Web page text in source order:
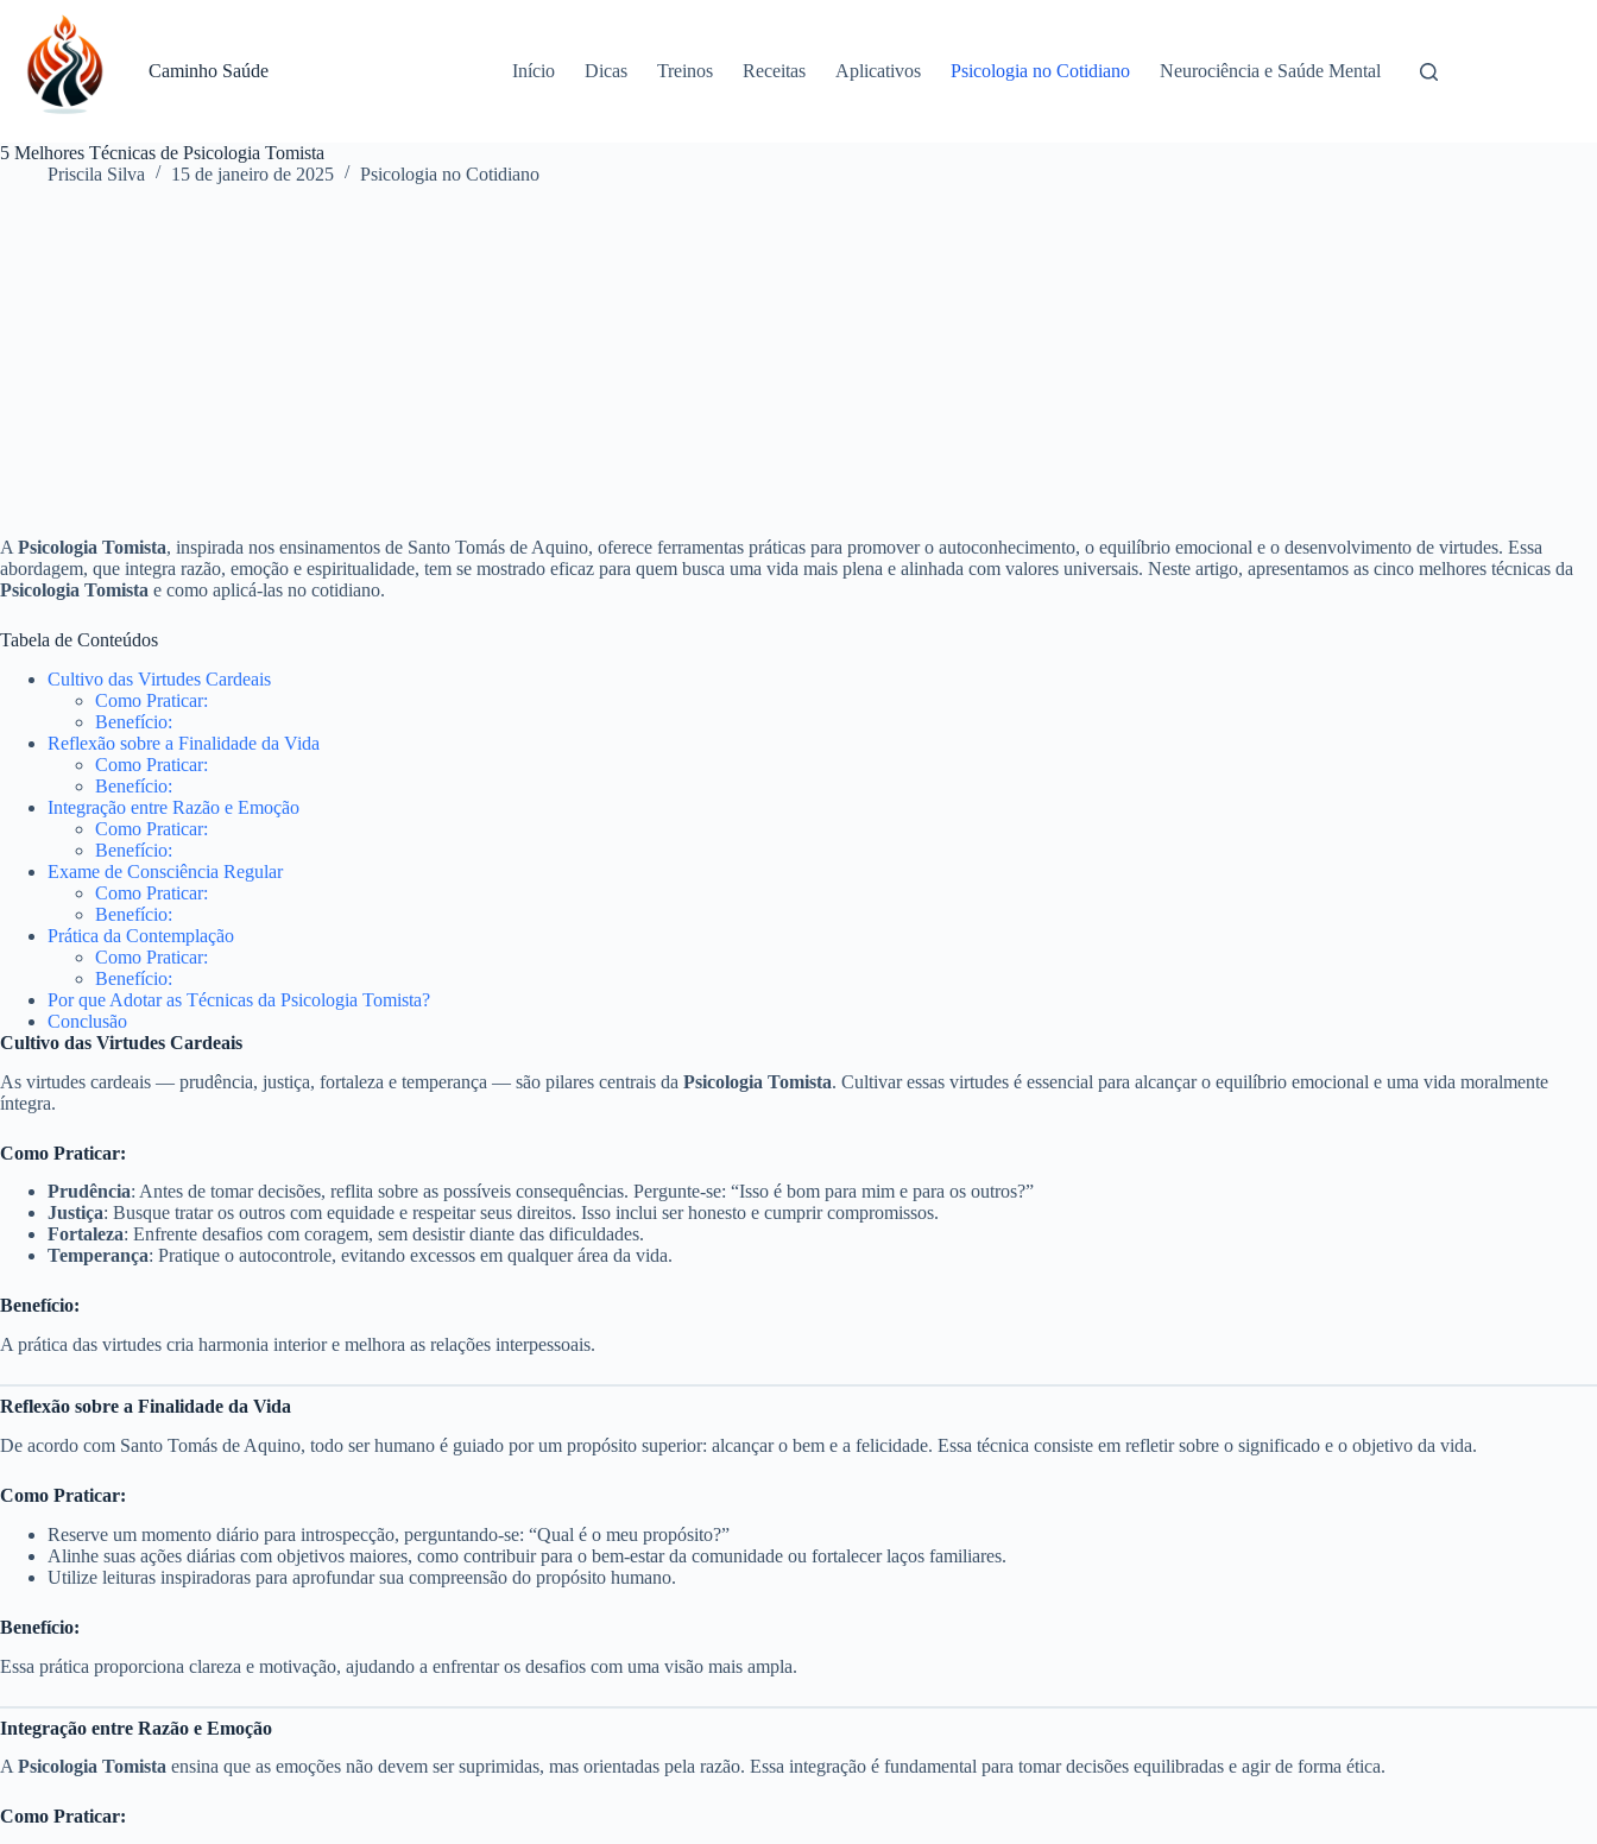
conteúdo
Caminho Saúde Início Dicas Treinos Receitas Aplicativos Psicologia no Cotidiano Neurociência e Saúde Mental
5 Melhores Técnicas de Psicologia Tomista
Priscila Silva
15 de janeiro de 2025 Psicologia no Cotidiano
A Psicologia Tomista, inspirada nos ensinamentos de Santo Tomás de Aquino, oferece ferramentas práticas para promover o autoconhecimento, o equilíbrio emocional e o desenvolvimento de virtudes. Essa
abordagem, que integra razão, emoção e espiritualidade, tem se mostrado eficaz para quem busca uma vida mais plena e alinhada com valores universais. Neste artigo, apresentamos as cinco melhores técnicas da
Psicologia Tomista e como aplicá-las no cotidiano.
Tabela de Conteúdos
Cultivo das Virtudes Cardeais
Como Praticar:
Benefício:
Reflexão sobre a Finalidade da Vida
Como Praticar:
Benefício:
Integração entre Razão e Emoção
Como Praticar:
Benefício:
Exame de Consciência Regular
Como Praticar:
Benefício:
Prática da Contemplação
Como Praticar:
Benefício:
Por que Adotar as Técnicas da Psicologia Tomista?
Conclusão
Cultivo das Virtudes Cardeais
As virtudes cardeais — prudência, justiça, fortaleza e temperança — são pilares centrais da Psicologia Tomista. Cultivar essas virtudes é essencial para alcançar o equilíbrio emocional e uma vida moralmente
íntegra.
Como Praticar:
Prudência: Antes de tomar decisões, reflita sobre as possíveis consequências. Pergunte-se: “Isso é bom para mim e para os outros?”
Justiça: Busque tratar os outros com equidade e respeitar seus direitos. Isso inclui ser honesto e cumprir compromissos.
Fortaleza: Enfrente desafios com coragem, sem desistir diante das dificuldades.
Temperança: Pratique o autocontrole, evitando excessos em qualquer área da vida.
Benefício:
A prática das virtudes cria harmonia interior e melhora as relações interpessoais.
Reflexão sobre a Finalidade da Vida
De acordo com Santo Tomás de Aquino, todo ser humano é guiado por um propósito superior: alcançar o bem e a felicidade. Essa técnica consiste em refletir sobre o significado e o objetivo da vida.
Como Praticar:
Reserve um momento diário para introspecção, perguntando-se: “Qual é o meu propósito?”
Alinhe suas ações diárias com objetivos maiores, como contribuir para o bem-estar da comunidade ou fortalecer laços familiares.
Utilize leituras inspiradoras para aprofundar sua compreensão do propósito humano.
Benefício:
Essa prática proporciona clareza e motivação, ajudando a enfrentar os desafios com uma visão mais ampla.
Integração entre Razão e Emoção
A Psicologia Tomista ensina que as emoções não devem ser suprimidas, mas orientadas pela razão. Essa integração é fundamental para tomar decisões equilibradas e agir de forma ética.
Como Praticar: